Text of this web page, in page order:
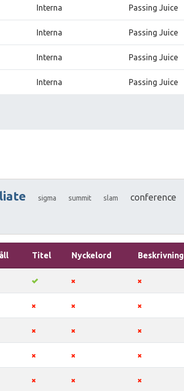
Interna Passing Juice
Interna Passing Juice
Interna Passing Juice
Interna Passing Juice
sigma summit slam conference
Titel Nyckelord Beskrivning